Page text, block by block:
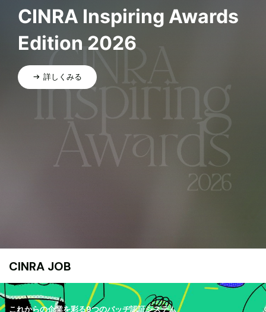
CINRA Inspiring Awards
Edition 2026
詳しくみる
CINRA JOB
これからの企業を彩る9つのバッヂ認証システム